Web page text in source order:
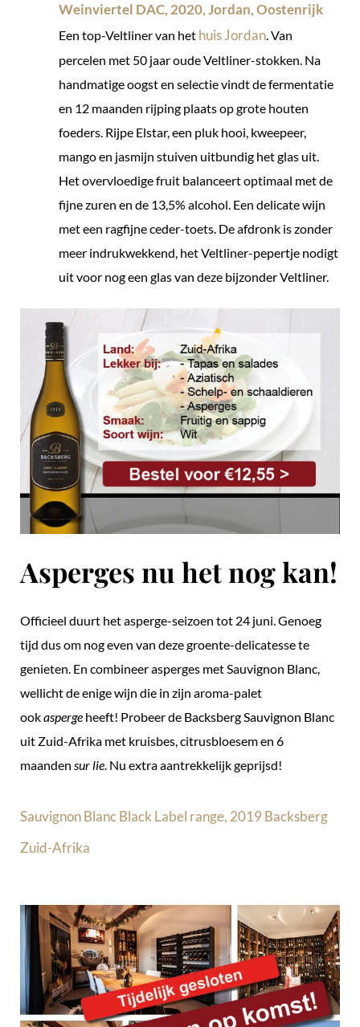
Weinviertel DAC, 2020, Jordan, Oostenrijk
Een top-Veltliner van het huis Jordan. Van
percelen met 50 jaar oude Veltliner-stokken. Na
handmatige oogst en selectie vindt de fermentatie
en 12 maanden rijping plaats op grote houten
foeders. Rijpe Elstar, een pluk hooi, kweepeer,
mango en jasmijn stuiven uitbundig het glas uit.
Het overvloedige fruit balanceert optimaal met de
fijne zuren en de 13,5% alcohol. Een delicate wijn
met een ragfijne ceder-toets. De afdronk is zonder
meer indrukwekkend, het Veltliner-pepertje nodigt
uit voor nog een glas van deze bijzonder Veltliner.
Asperges nu het nog kan!
Officieel duurt het asperge-seizoen tot 24 juni. Genoeg
tijd dus om nog even van deze groente-delicatesse te
genieten. En combineer asperges met Sauvignon Blanc,
wellicht de enige wijn die in zijn aroma-palet
ookaspergeheeft! Probeer de Backsberg Sauvignon Blanc
uit Zuid-Afrika met kruisbes, citrusbloesem en 6
maanden sur lie. Nu extra aantrekkelijk geprijsd!
Sauvignon Blanc Black Label range, 2019 Backsberg
Zuid-Afrika